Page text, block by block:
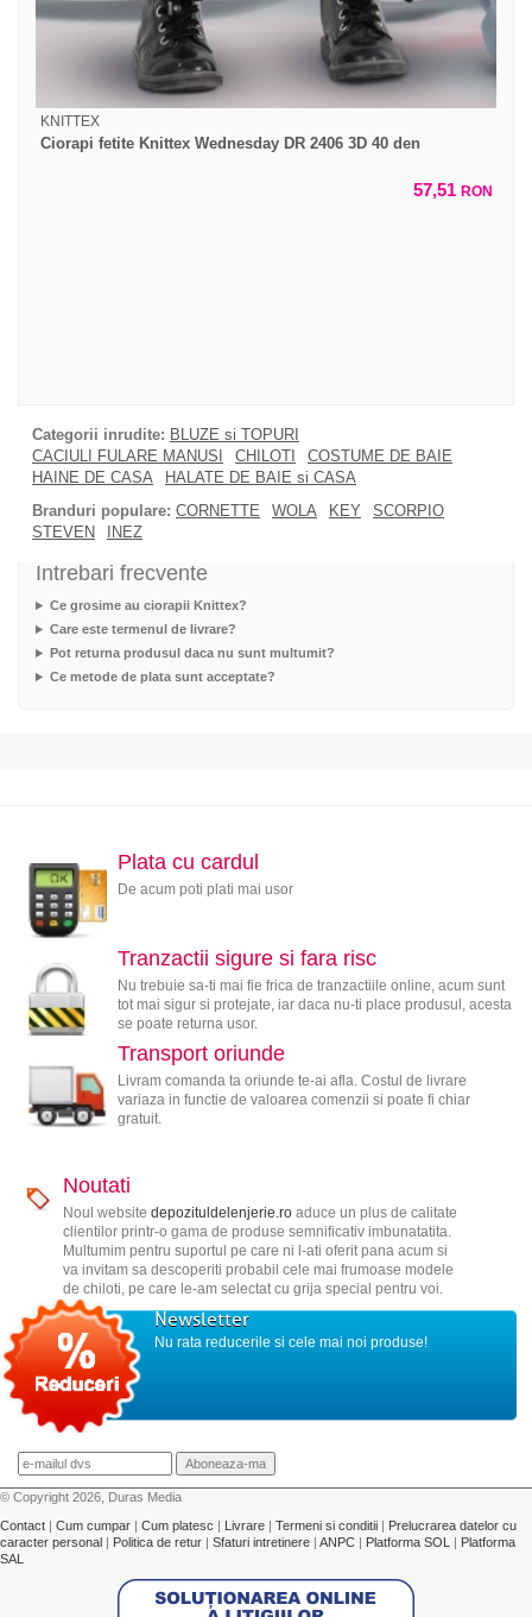
KNITTEX
Ciorapi fetite Knittex Wednesday DR 2406 3D 40 den
57,51 RON
Categorii inrudite: BLUZE si TOPURI
CACIULI FULARE MANUSI
CHILOTI
COSTUME DE BAIE
HAINE DE CASA
HALATE DE BAIE si CASA
Branduri populare: CORNETTE WOLA KEY
SCORPIO
STEVEN
INEZ
Intrebari frecvente
Ce grosime au ciorapii Knittex?
Care este termenul de livrare?
Pot returna produsul daca nu sunt multumit?
Ce metode de plata sunt acceptate?
Plata cu cardul
De acum poti plati mai usor
Tranzactii sigure si fara risc
Nu trebuie sa-ti mai fie frica de tranzactiile online, acum sunt
tot mai sigur si protejate, iar daca nu-ti place produsul, acesta
se poate returna usor.
Transport oriunde
Livram comanda ta oriunde te-ai afla. Costul de livrare
variaza in functie de valoarea comenzii si poate fi chiar
gratuit.
Noutati
Noul website depozituldelenjerie.roaduce un plus de calitate
clientilor printr-o gama de produse semnificativ imbunatatita.
Multumim pentru suportul pe care ni l-ati oferit pana acum si
va invitam sa descoperiti probabil cele mai frumoase modele
de chiloti, pe care le-am selectat cu grija special pentru voi.
Newsletter
Nu rata reducerile si cele mai noi produse!
© Copyright 2026, Duras Media
Contact | Cum cumpar | Cum platesc | Livrare | Termeni si conditii | Prelucrarea datelor cu
caracter personal | Politica de retur | Sfaturi intretinere | ANPC | Platforma SOL | Platforma
SAL